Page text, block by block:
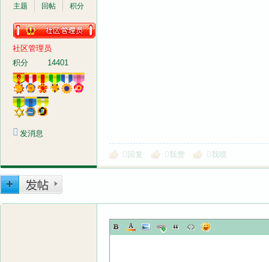
主题
回帖
积分
社区管理员
积分
14401
发消息
回复 我赞 我喷